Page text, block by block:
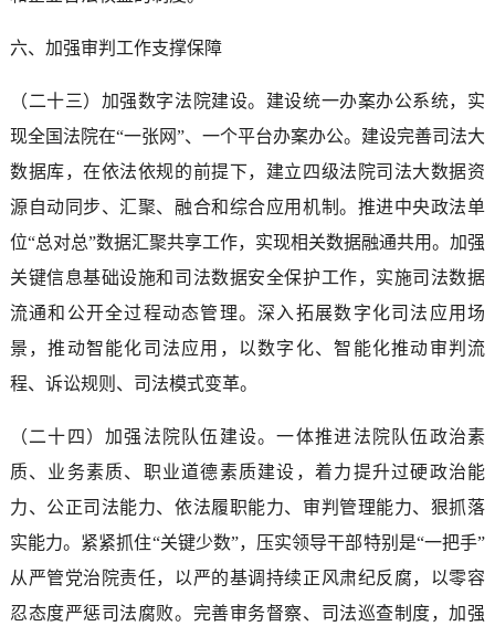
六、加强审判工作支撑保障
（二十三）加强数字法院建设。建设统一办案办公系统，实
现全国法院在“一张网”、一个平台办案办公。建设完善司法大
数据库，在依法依规的前提下，建立四级法院司法大数据资
源自动同步、汇聚、融合和综合应用机制。推进中央政法单
位“总对总”数据汇聚共享工作，实现相关数据融通共用。加强
关键信息基础设施和司法数据安全保护工作，实施司法数据
流通和公开全过程动态管理。深入拓展数字化司法应用场
景，推动智能化司法应用，以数字化、智能化推动审判流
程、诉讼规则、司法模式变革。
（二十四）加强法院队伍建设。一体推进法院队伍政治素
质、业务素质、职业道德素质建设，着力提升过硬政治能
力、公正司法能力、依法履职能力、审判管理能力、狠抓落
实能力。紧紧抓住“关键少数”，压实领导干部特别是“一把手”
从严管党治院责任，以严的基调持续正风肃纪反腐，以零容
忍态度严惩司法腐败。完善审务督察、司法巡查制度，加强